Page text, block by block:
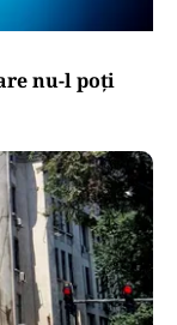
nu-l poți